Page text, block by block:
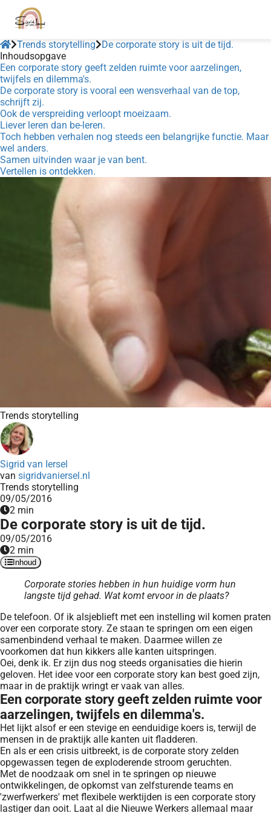
Trends storytelling
De corporate story is uit de tijd.
Inhoudsopgave
Een corporate story geeft zelden ruimte voor aarzelingen,
twijfels en dilemma's.
De corporate story is vooral een wensverhaal van de top,
schrijft zij.
Ook de verspreiding verloopt moeizaam.
Liever leren dan be-leren.
Toch hebben verhalen nog steeds een belangrijke functie. Maar
wel anders.
Samen uitvinden waar je van bent.
Vertellen is ontdekken.
Trends storytelling
Sigrid van Iersel
van sigridvaniersel.nl
Trends storytelling
09/05/2016
2 min
De corporate story is uit de tijd.
09/05/2016
2 min
Inhoud
Corporate stories hebben in hun huidige vorm hun
langste tijd gehad. Wat komt ervoor in de plaats?
De telefoon. Of ik alsjeblieft met een instelling wil komen praten
over een corporate story. Ze staan te springen om een eigen
samenbindend verhaal te maken. Daarmee willen ze
voorkomen dat hun kikkers alle kanten uitspringen.
Oei, denk ik. Er zijn dus nog steeds organisaties die hierin
geloven. Het idee voor een corporate story kan best goed zijn,
maar in de praktijk wringt er vaak van alles.
Een corporate story geeft zelden ruimte voor
aarzelingen, twijfels en dilemma's.
Het lijkt alsof er een stevige en eenduidige koers is, terwijl de
mensen in de praktijk alle kanten uit fladderen.
En als er een crisis uitbreekt, is de corporate story zelden
opgewassen tegen de exploderende stroom geruchten.
Met de noodzaak om snel in te springen op nieuwe
ontwikkelingen, de opkomst van zelfsturende teams en
'zwerfwerkers' met flexibele werktijden is een corporate story
lastiger dan ooit. Laat al die Nieuwe Werkers allemaal maar